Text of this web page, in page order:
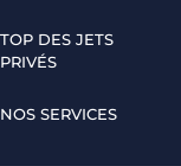
TOP DES JETS
PRIVÉS
NOS SERVICES